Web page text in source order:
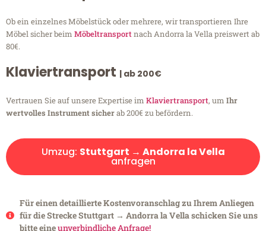
Ob ein einzelnes Möbelstück oder mehrere, wir transportieren Ihre
Möbel sicher beim Möbeltransportnach Andorra la Vella preiswert ab
80€.
Klaviertransport | ab 200€
Vertrauen Sie auf unsere Expertise im Klaviertransport, um Ihr
wertvolles Instrument sicherab 200€ zu befördern.
Umzug: Stuttgart → Andorra la Vella
anfragen
Für einen detaillierte Kostenvoranschlag zu Ihrem Anliegen
für die Strecke Stuttgart → Andorra la Vella schicken Sie uns
bitte eineunverbindliche Anfrage!